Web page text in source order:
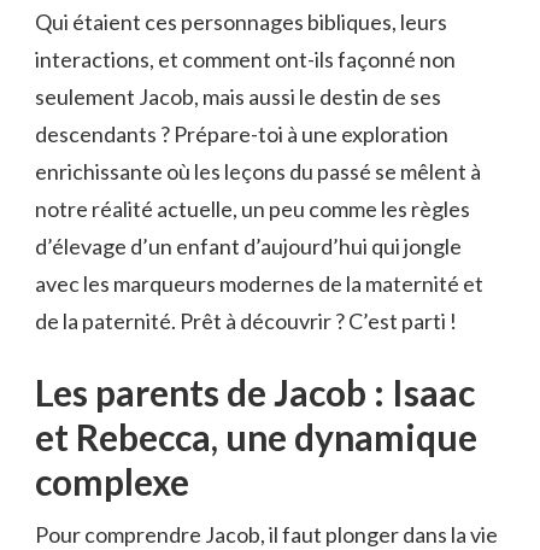
Qui étaient ces personnages bibliques, leurs
interactions, et comment ont-ils façonné non
seulement Jacob, mais aussi le destin de ses
descendants ? Prépare-toi à une exploration
enrichissante où les leçons du passé se mêlent à
notre réalité actuelle, un peu comme les règles
d’élevage d’un enfant d’aujourd’hui qui jongle
avec les marqueurs modernes de la maternité et
de la paternité. Prêt à découvrir ? C’est parti !
Les parents de Jacob : Isaac
et Rebecca, une dynamique
complexe
Pour comprendre Jacob, il faut plonger dans la vie